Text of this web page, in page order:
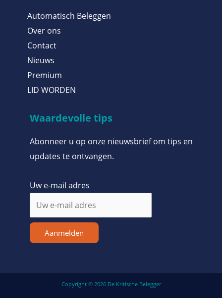
Automatisch Beleggen
Over ons
Contact
Nieuws
Premium
LID WORDEN
Waardevolle tips
Abonneer u op onze nieuwsbrief om tips en
updates te ontvangen.
Uw e-mail adres
Aanmelden
Copyright © 2026 De Kritische Belegger